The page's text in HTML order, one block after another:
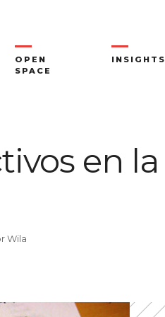
OPEN
SPACE
INSIGHTS
en la
Wila